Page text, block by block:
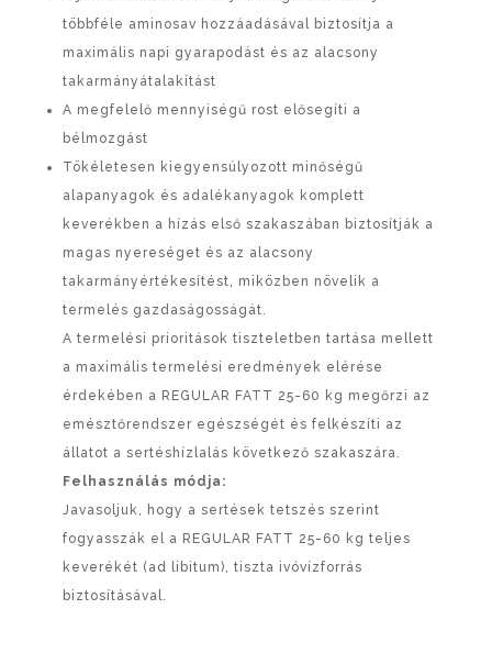
többféle aminosav hozzáadásával biztosítja a
maximális napi gyarapodást és az alacsony
takarmányátalakítást
A megfelelő mennyiségű rost elősegíti a
bélmozgást
Tökéletesen kiegyensúlyozott minőségű
alapanyagok és adalékanyagok komplett
keverékben a hízás első szakaszában biztosítják a
magas nyereséget és az alacsony
takarmányértékesítést, miközben növelik a
termelés gazdaságosságát.
A termelési prioritások tiszteletben tartása mellett
a maximális termelési eredmények elérése
érdekében a REGULAR FATT 25-60 kg megőrzi az
emésztőrendszer egészségét és felkészíti az
állatot a sertéshízlalás következő szakaszára.
Felhasználás módja:
Javasoljuk, hogy a sertések tetszés szerint
fogyasszák el a REGULAR FATT 25-60 kg teljes
keverékét (ad libitum), tiszta ivóvízforrás
biztosításával.